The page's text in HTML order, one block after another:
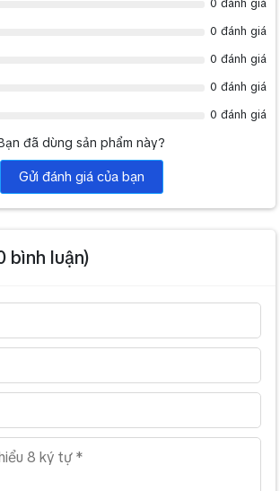
VGA
0 đánh giá
0 đánh giá
0 đánh giá
0 đánh giá
0 đánh giá
đã dùng sản phẩm này?
Gửi đánh giá của bạn
bình luận)